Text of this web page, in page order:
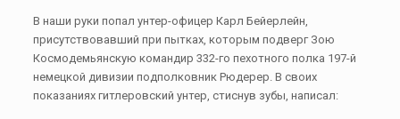
В наши руки попал унтер-офицер Карл Бейерлейн,
присутствовавший при пытках, которым подверг Зою
Космодемьянскую командир 332-го пехотного полка 197-й
немецкой дивизии подполковник Рюдерер. В своих
показаниях гитлеровский унтер, стиснув зубы, написал: